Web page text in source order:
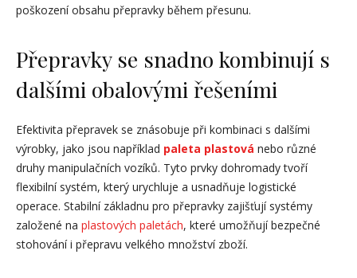
poškození obsahu přepravky během přesunu.
Přepravky se snadno kombinují s
dalšími obalovými řešeními
Efektivita přepravek se znásobuje při kombinaci s dalšími
výrobky, jako jsou například paleta plastová nebo různé
druhy manipulačních vozíků. Tyto prvky dohromady tvoří
flexibilní systém, který urychluje a usnadňuje logistické
operace. Stabilní základnu pro přepravky zajišťují systémy
založené na plastových paletách, které umožňují bezpečné
stohování i přepravu velkého množství zboží.